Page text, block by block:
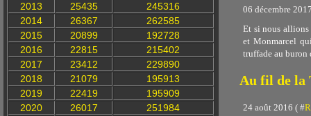
2013
25435
245316
2014
26367
262585
2015
20899
192728
2016
22815
215402
2017
23412
229890
2018
21079
195913
2019
22419
195909
2020
26017
251984
06 décembre
Et si nous allions
et Monmarcel
truffade au
Au fil de la
24 août 2016 ( #